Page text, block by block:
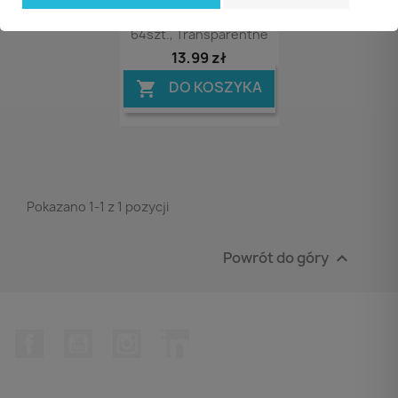
64szt., Transparentne
13,99 zł
 DO KOSZYKA
Pokazano 1-1 z 1 pozycji
Powrót do góry 